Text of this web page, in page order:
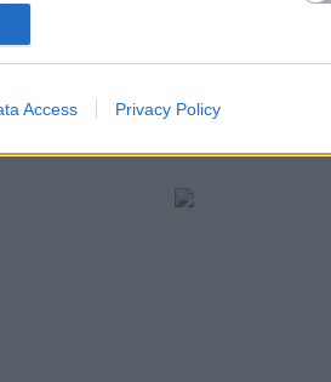
to security, including
and other user protection.
Access Privacy Policy